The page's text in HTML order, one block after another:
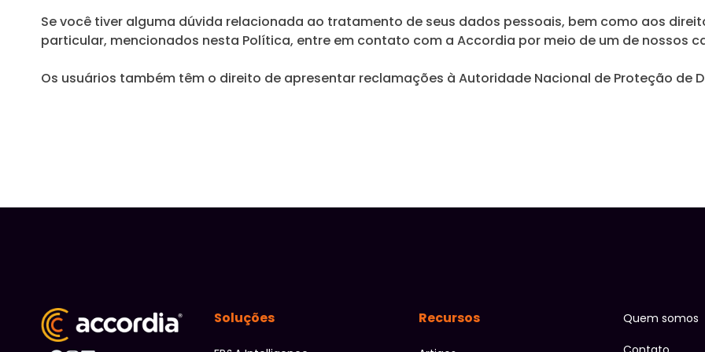
Se você tiver alguma dúvida relacionada ao tratamento de seus dados pessoais, bem como aos
particular, mencionados nesta Política, entre em contato com a Accordia por meio de um de nossos
Os usuários também têm o direito de apresentar reclamações à Autoridade Nacional de Proteção de
Soluções Recursos
Quem somos